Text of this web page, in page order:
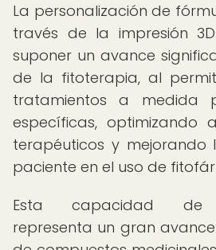
La personalización de
través de la impresión
suponer un avance
de la fitoterapia, al
tratamientos a medida
específicas, optimizando
terapéuticos y mejorando
paciente en el uso de
Esta capacidad de
representa un gran